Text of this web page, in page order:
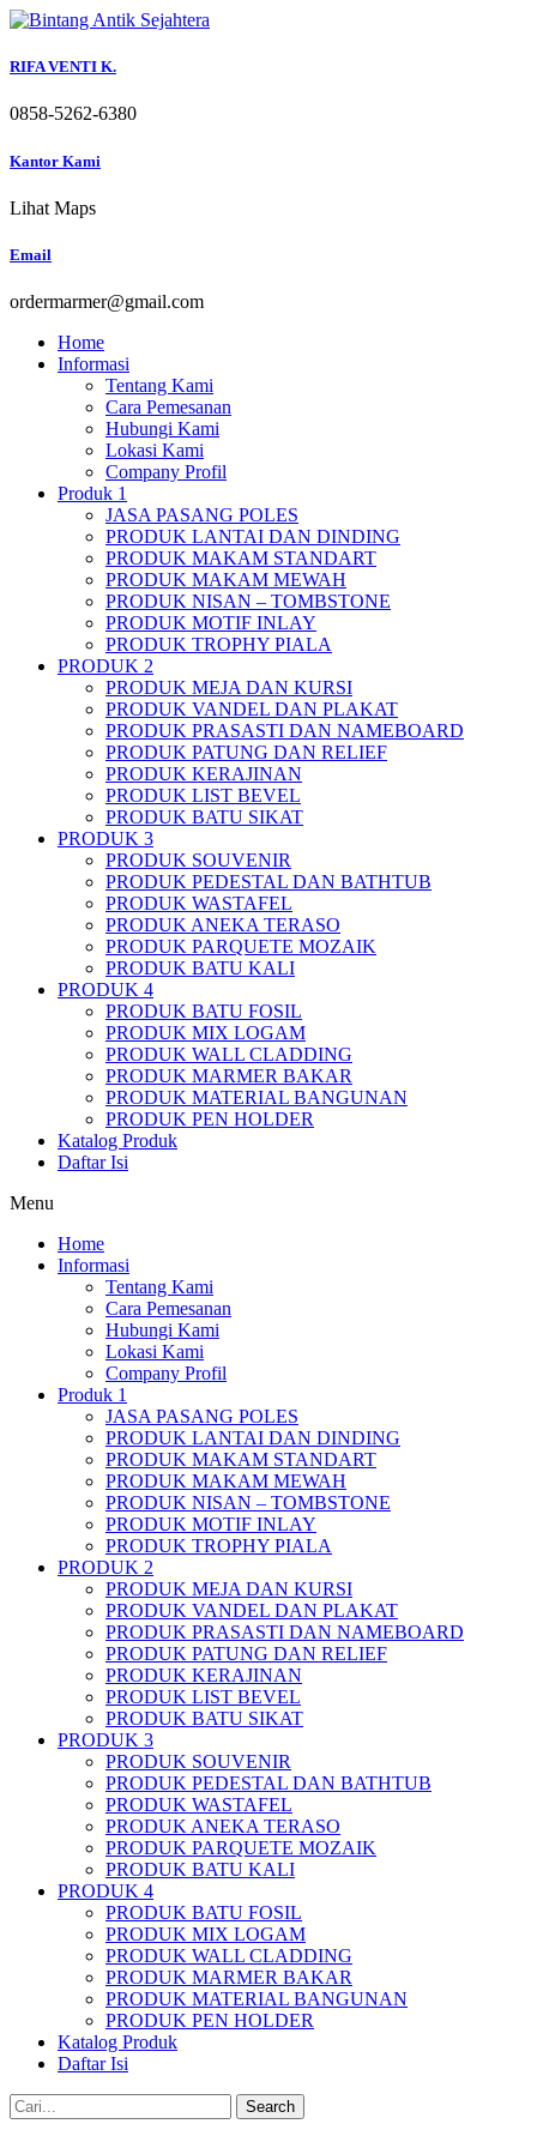
Skip
content
RIFA VENTI K.
0858-5262-6380
Kantor Kami
Lihat Maps
Email
ordermarmer@gmail.com
Home
Informasi
Tentang Kami
Cara Pemesanan
Hubungi Kami
Lokasi Kami
Company Profil
Produk 1
JASA PASANG POLES
PRODUK LANTAI DAN DINDING
PRODUK MAKAM STANDART
PRODUK MAKAM MEWAH
PRODUK NISAN – TOMBSTONE
PRODUK MOTIF INLAY
PRODUK TROPHY PIALA
PRODUK 2
PRODUK MEJA DAN KURSI
PRODUK VANDEL DAN PLAKAT
PRODUK PRASASTI DAN NAMEBOARD
PRODUK PATUNG DAN RELIEF
PRODUK KERAJINAN
PRODUK LIST BEVEL
PRODUK BATU SIKAT
PRODUK 3
PRODUK SOUVENIR
PRODUK PEDESTAL DAN BATHTUB
PRODUK WASTAFEL
PRODUK ANEKA TERASO
PRODUK PARQUETE MOZAIK
PRODUK BATU KALI
PRODUK 4
PRODUK BATU FOSIL
PRODUK MIX LOGAM
PRODUK WALL CLADDING
PRODUK MARMER BAKAR
PRODUK MATERIAL BANGUNAN
PRODUK PEN HOLDER
Katalog Produk
Daftar Isi
Menu
Home
Informasi
Tentang Kami
Cara Pemesanan
Hubungi Kami
Lokasi Kami
Company Profil
Produk 1
JASA PASANG POLES
PRODUK LANTAI DAN DINDING
PRODUK MAKAM STANDART
PRODUK MAKAM MEWAH
PRODUK NISAN – TOMBSTONE
PRODUK MOTIF INLAY
PRODUK TROPHY PIALA
PRODUK 2
PRODUK MEJA DAN KURSI
PRODUK VANDEL DAN PLAKAT
PRODUK PRASASTI DAN NAMEBOARD
PRODUK PATUNG DAN RELIEF
PRODUK KERAJINAN
PRODUK LIST BEVEL
PRODUK BATU SIKAT
PRODUK 3
PRODUK SOUVENIR
PRODUK PEDESTAL DAN BATHTUB
PRODUK WASTAFEL
PRODUK ANEKA TERASO
PRODUK PARQUETE MOZAIK
PRODUK BATU KALI
PRODUK 4
PRODUK BATU FOSIL
PRODUK MIX LOGAM
PRODUK WALL CLADDING
PRODUK MARMER BAKAR
PRODUK MATERIAL BANGUNAN
PRODUK PEN HOLDER
Katalog Produk
Daftar Isi
Search